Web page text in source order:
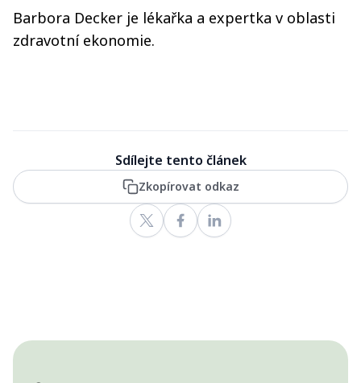
Barbora Decker je lékařka a expertka v oblasti
zdravotní ekonomie.
Sdílejte tento článek
Zkopírovat odkaz